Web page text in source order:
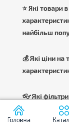
⭐ Які товари
найбільш
💰 Які ціни на
👓 Які
частіше
Головна